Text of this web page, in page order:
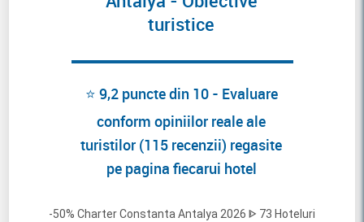
turistice
⭐ 9,2 puncte din 10 - Evaluare
conform opiniilor reale ale
turistilor (115 recenzii) regasite
pe pagina fiecarui hotel
-50% Charter Constanta Antalya 2026 ᐈ 73 Hoteluri